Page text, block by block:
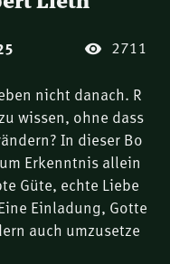
2711
nicht danach. R
wissen, ohne dass
In dieser Bo
Erkenntnis allein
Güte, echte Liebe
Einladung, Gotte
auch umzusetze